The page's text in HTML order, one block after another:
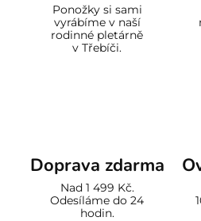
Ponožky si sami
vyrábíme v naší
rodinné pletárně
v Třebíči.
Doprava zdarma
Nad 1 499 Kč.
Odesíláme do 24
hodin.